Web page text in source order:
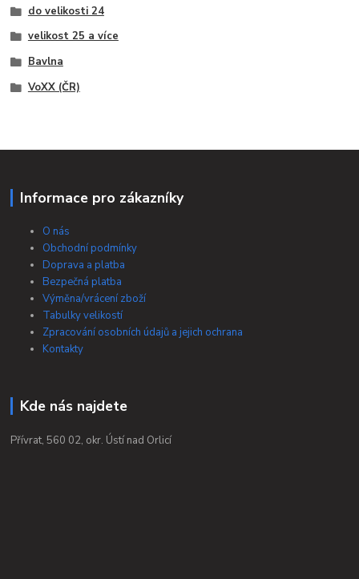
do velikosti 24
velikost 25 a více
Bavlna
VoXX (ČR)
Informace pro zákazníky
O nás
Obchodní podmínky
Doprava a platba
Bezpečná platba
Výměna/vrácení zboží
Tabulky velikostí
Zpracování osobních údajů a jejich ochrana
Kontakty
Kde nás najdete
Přívrat, 560 02, okr. Ústí nad Orlicí